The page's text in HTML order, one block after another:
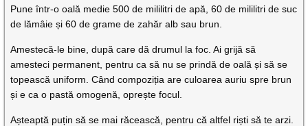
Pune într-o oală medie 500 de mililitri de apă, 60 de mililitri de suc
de lămâie și 60 de grame de zahăr alb sau brun.
Amestecă-le bine, după care dă drumul la foc. Ai grijă să
amesteci permanent, pentru ca să nu se prindă de oală și să se
topească uniform. Când compoziția are culoarea auriu spre brun
și e ca o pastă omogenă, oprește focul.
Așteaptă puțin să se mai răcească, pentru că altfel riști să te arzi.